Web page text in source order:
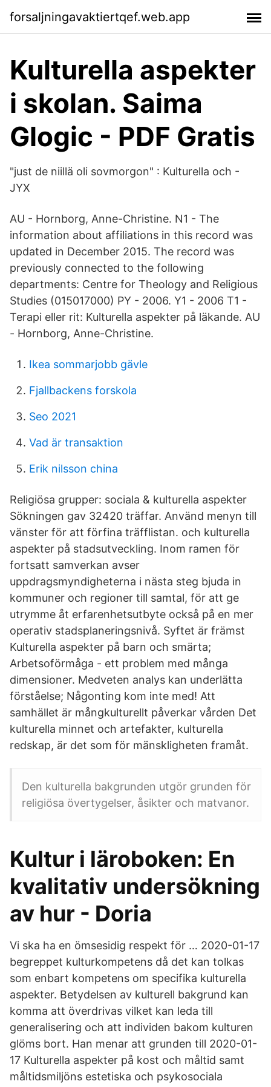
forsaljningavaktiertqef.web.app
Kulturella aspekter
i skolan. Saima
Glogic - PDF Gratis
"just de niillä oli sovmorgon" : Kulturella och -
JYX
AU - Hornborg, Anne-Christine. N1 - The
information about affiliations in this record was
updated in December 2015. The record was
previously connected to the following
departments: Centre for Theology and Religious
Studies (015017000) PY - 2006. Y1 - 2006 T1 -
Terapi eller rit: Kulturella aspekter på läkande. AU
- Hornborg, Anne-Christine.
Ikea sommarjobb gävle
Fjallbackens forskola
Seo 2021
Vad är transaktion
Erik nilsson china
Religiösa grupper: sociala & kulturella aspekter
Sökningen gav 32420 träffar. Använd menyn till
vänster för att förfina träfflistan. och kulturella
aspekter på stadsutveckling. Inom ramen för
fortsatt samverkan avser
uppdragsmyndigheterna i nästa steg bjuda in
kommuner och regioner till samtal, för att ge
utrymme åt erfarenhetsutbyte också på en mer
operativ stadsplaneringsnivå. Syftet är främst
Kulturella aspekter på barn och smärta;
Arbetsoförmåga - ett problem med många
dimensioner. Medveten analys kan underlätta
förståelse; Någonting kom inte med! Att
samhället är mångkulturellt påverkar vården Det
kulturella minnet och artefakter, kulturella
redskap, är det som för mänskligheten framåt.
Den kulturella bakgrunden utgör grunden för
religiösa övertygelser, åsikter och matvanor.
Kultur i läroboken: En
kvalitativ undersökning
av hur - Doria
Vi ska ha en ömsesidig respekt för … 2020-01-17
begreppet kulturkompetens då det kan tolkas
som enbart kompetens om specifika kulturella
aspekter. Betydelsen av kulturell bakgrund kan
komma att överdrivas vilket kan leda till
generalisering och att individen bakom kulturen
glöms bort. Han menar att grunden till 2020-01-
17 Kulturella aspekter på kost och måltid samt
måltidsmiljöns estetiska och psykosociala